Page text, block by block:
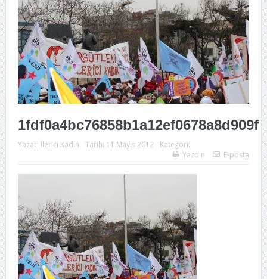
1fdf0a4bc76858b1a12ef0678a8d909f
Yazar: İlerici Kadın Tarih: 11 Mayıs 2012
Kategori:
Yazdır
E-posta